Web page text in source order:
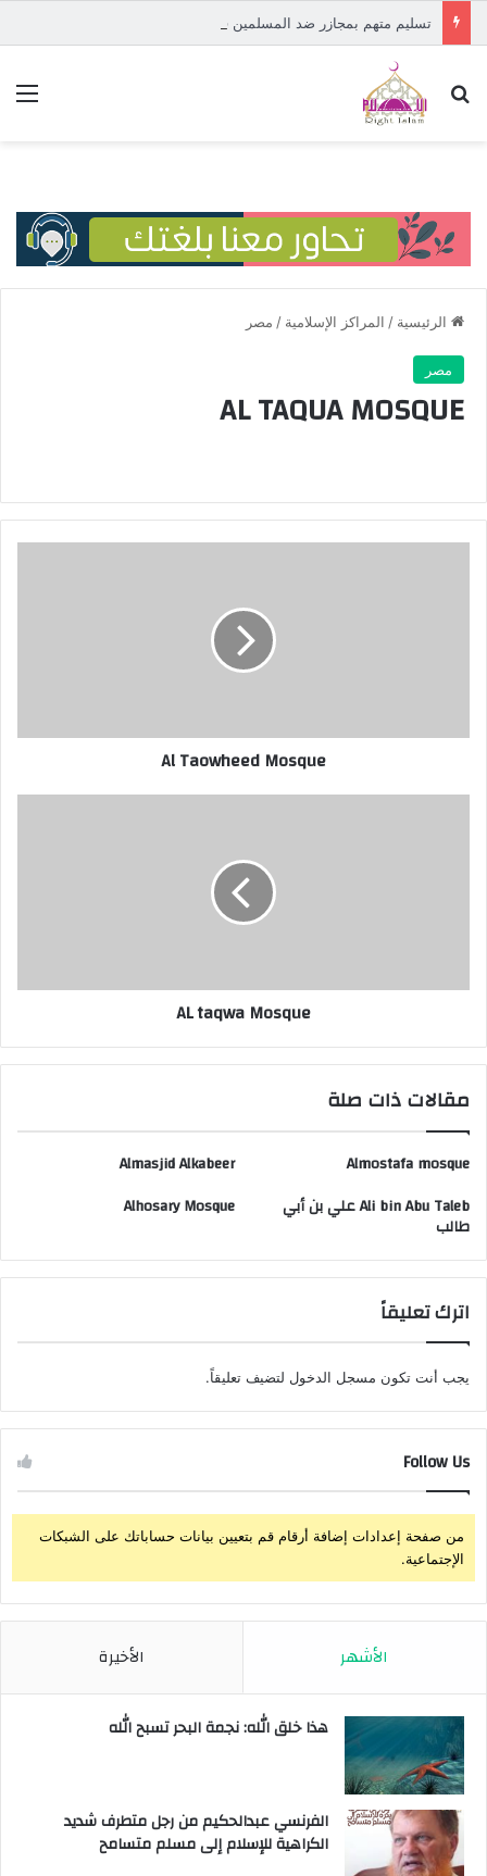
بحث عن
الرئيسية / المراكز الإسلامية / مصر
مصر
AL TAQUA MOSQUE
Al Taowheed Mosque
AL taqwa Mosque
مقالات ذات صلة
Almostafa mosque
Almasjid Alkabeer
Ali bin Abu Taleb علي بن أبي
طالب
Alhosary Mosque
اترك تعليقاً
يجب أنت تكون مسجل الدخول لتضيف تعليقاً.
Follow Us
من صفحة إعدادات إضافة أرقام قم بتعيين بيانات حساباتك على الشبكات
الإجتماعية.
الأشهر الأخيرة
هذا خلق الله: نجمة البحر تسبح الله
الفرنسي عبدالحكيم من رجل متطرف شديد
الكراهية للإسلام إلى مسلم متسامح